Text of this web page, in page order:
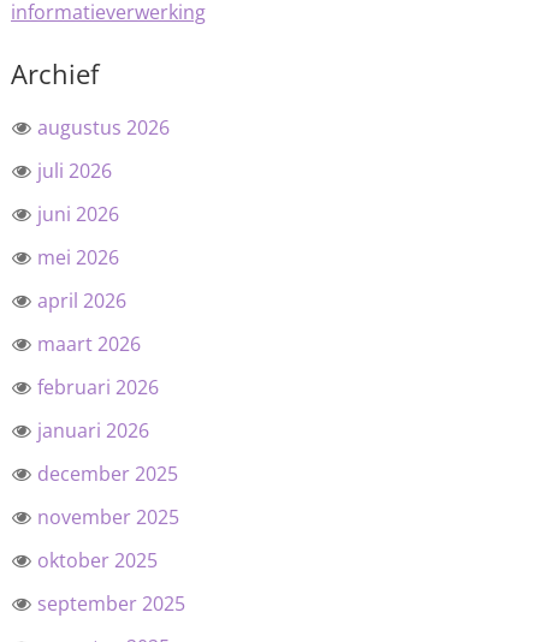
informatieverwerking
Archief
augustus 2026
juli 2026
juni 2026
mei 2026
april 2026
maart 2026
februari 2026
januari 2026
december 2025
november 2025
oktober 2025
september 2025